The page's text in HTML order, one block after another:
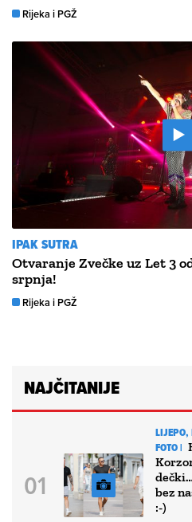
Rijeka i PGŽ
IPAK SUTRA
Otvaranje Zvečke uz Let 3
srpnja!
Rijeka i PGŽ
NAJČITANIJE
LIJEPO,
FOTO |
bez
:-)